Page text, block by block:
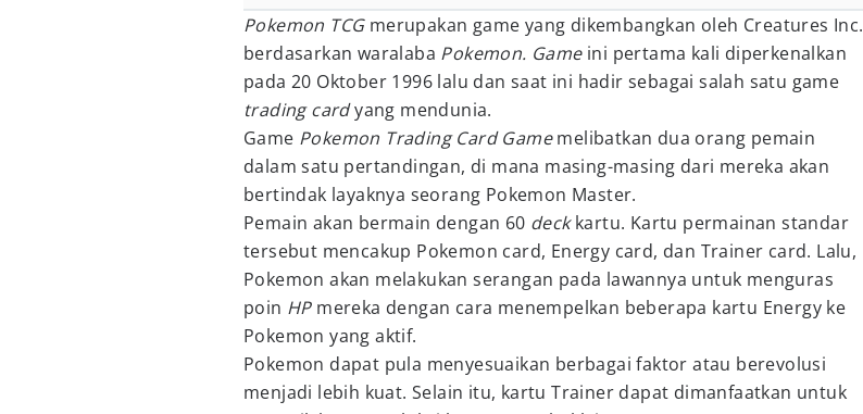
Pokemon TCG merupakan game yang dikembangkan oleh Creatures Inc.
berdasarkan waralaba Pokemon. Game ini pertama kali diperkenalkan
pada 20 Oktober 1996 lalu dan saat ini hadir sebagai salah satu game
trading cardyang mendunia.
Game Pokemon Trading Card Gamemelibatkan dua orang pemain
dalam satu pertandingan, di mana masing-masing dari mereka akan
bertindak layaknya seorang Pokemon Master.
Pemain akan bermain dengan 60 deckkartu. Kartu permainan standar
tersebut mencakup Pokemon card, Energy card, dan Trainer card. Lalu,
Pokemon akan melakukan serangan pada lawannya untuk menguras
poin HP mereka dengan cara menempelkan beberapa kartu Energy ke
Pokemon yang aktif.
Pokemon dapat pula menyesuaikan berbagai faktor atau berevolusi
menjadi lebih kuat. Selain itu, kartu Trainer dapat dimanfaatkan untuk